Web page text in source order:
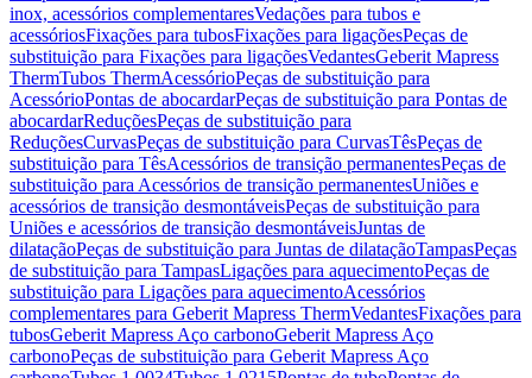
inox, acessórios complementaresVedações para tubos e
acessóriosFixações para tubosFixações para ligaçõesPeças de
substituição para Fixações para ligaçõesVedantesGeberit Mapress
ThermTubos ThermAcessórioPeças de substituição para
AcessórioPontas de abocardarPeças de substituição para Pontas de
abocardarReduçõesPeças de substituição para
ReduçõesCurvasPeças de substituição para CurvasTêsPeças de
substituição para TêsAcessórios de transição permanentesPeças de
substituição para Acessórios de transição permanentesUniões e
acessórios de transição desmontáveisPeças de substituição para
Uniões e acessórios de transição desmontáveisJuntas de
dilataçãoPeças de substituição para Juntas de dilataçãoTampasPeças
de substituição para TampasLigações para aquecimentoPeças de
substituição para Ligações para aquecimentoAcessórios
complementares para Geberit Mapress ThermVedantesFixações para
tubosGeberit Mapress Aço carbonoGeberit Mapress Aço
carbonoPeças de substituição para Geberit Mapress Aço